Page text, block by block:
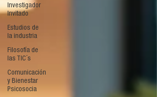
Investigador
Invitado
Estudios de
la industria
Filosofía de
las TIC´s
Comunicación
y Bienestar
Psicosocia